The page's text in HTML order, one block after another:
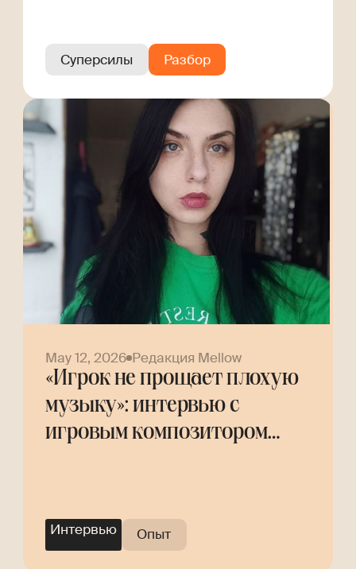
Суперсилы Разбор
May 12, 2026 Редакция Mellow
«Игрок не прощает плохую
музыку»: интервью с
игровым композитором
Интервью Опыт